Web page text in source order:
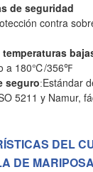
de seguridad
contra
a 180℃/356℉
seguro:Estándar
5211 y Namur,
DEL
DE MARIPOSA